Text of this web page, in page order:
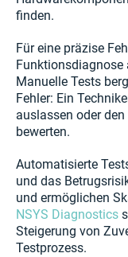
finden.
Für eine präzise
Funktionsdiagnose
Manuelle Tests
Fehler: Ein
auslassen oder
bewerten.
Automatisierte
und das
und ermöglichen
NSYS Diagnostics
Steigerung von
Testprozess.